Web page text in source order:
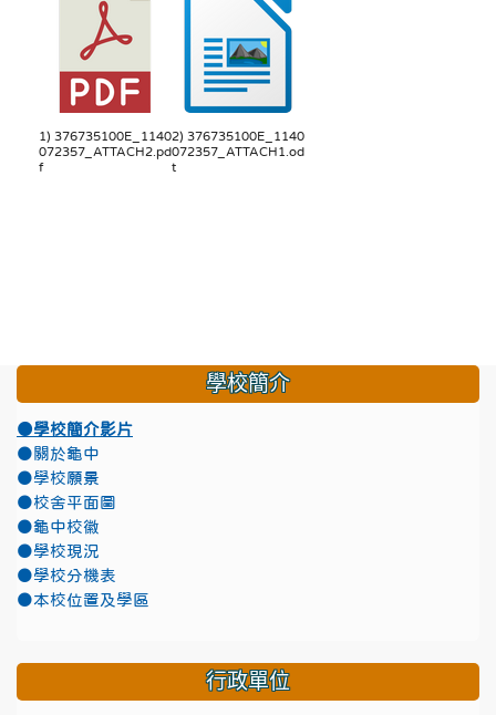
1) 376735100E_1140
072357_ATTACH2.pd
f
2) 376735100E_1140
072357_ATTACH1.od
t
學校簡介
●學校簡介影片
●關於龜中
●學校願景
●校舍平面圖
●龜中校徽
●學校現況
●學校分機表
●本校位置及學區
行政單位